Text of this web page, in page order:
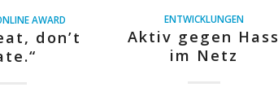
AWARD
don’t
ENTWICKLUNGEN
Aktiv gegen Hass
im Netz